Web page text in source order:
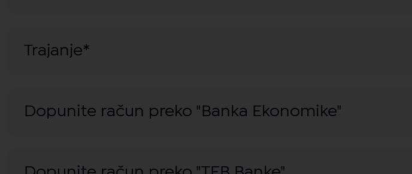
Trajanje*
Dopunite račun preko "Banka Ekonomike"